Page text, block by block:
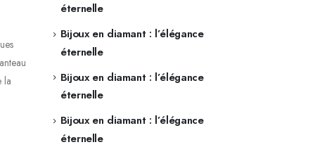
la
éternelle
Bijoux en diamant : l’élégance
éternelle
Bijoux en diamant : l’élégance
éternelle
Bijoux en diamant : l’élégance
éternelle